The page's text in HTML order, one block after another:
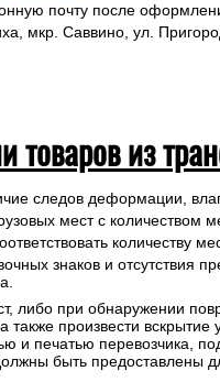
почту после
мкр. Саввино, ул.
товаров из
следов деформации,
мест с количеством
количеству
знаков и отсутствия
либо при обнаружении
также произвести
и печатью перевозчика,
быть предоставлены